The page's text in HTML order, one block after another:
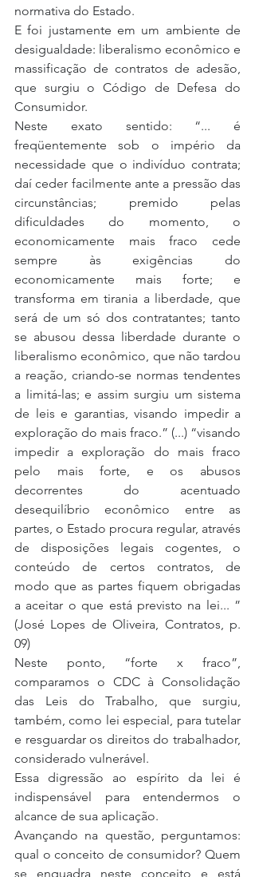
normativa do Estado.
E foi justamente em um ambiente de
desigualdade: liberalismo econômico e
massificação de contratos de adesão,
que surgiu o Código de Defesa do
Consumidor.
Neste exato sentido: “... é
freqüentemente sob o império da
necessidade que o indivíduo contrata;
daí ceder facilmente ante a pressão das
circunstâncias; premido pelas
dificuldades do momento, o
economicamente mais fraco cede
sempre às exigências do
economicamente mais forte; e
transforma em tirania a liberdade, que
será de um só dos contratantes; tanto
se abusou dessa liberdade durante o
liberalismo econômico, que não tardou
a reação, criando-se normas tendentes
a limitá-las; e assim surgiu um sistema
de leis e garantias, visando impedir a
exploração do mais fraco.” (...) “visando
impedir a exploração do mais fraco
pelo mais forte, e os abusos
decorrentes do acentuado
desequilíbrio econômico entre as
partes, o Estado procura regular, através
de disposições legais cogentes, o
conteúdo de certos contratos, de
modo que as partes fiquem obrigadas
a aceitar o que está previsto na lei... ”
(José Lopes de Oliveira, Contratos, p.
09)
Neste ponto, “forte x fraco”,
comparamos o CDC à Consolidação
das Leis do Trabalho, que surgiu,
também, como lei especial, para tutelar
e resguardar os direitos do trabalhador,
considerado vulnerável.
Essa digressão ao espírito da lei é
indispensável para entendermos o
alcance de sua aplicação.
Avançando na questão, perguntamos:
qual o conceito de consumidor? Quem
se enquadra neste conceito e está